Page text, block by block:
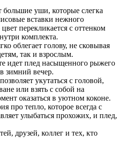
уши, которые слегка
вставки нежного
перекликается с оттенком
комплекта.
облегает голову, не сковывая
так и взрослым.
идет плед насыщенного рыжего
зимний вечер.
укутаться с головой,
или взять с собой на
оказаться в уютном коконе.
про тепло, которое всегда с
улыбаться прохожих, и плед,
друзей, коллег и тех, кто